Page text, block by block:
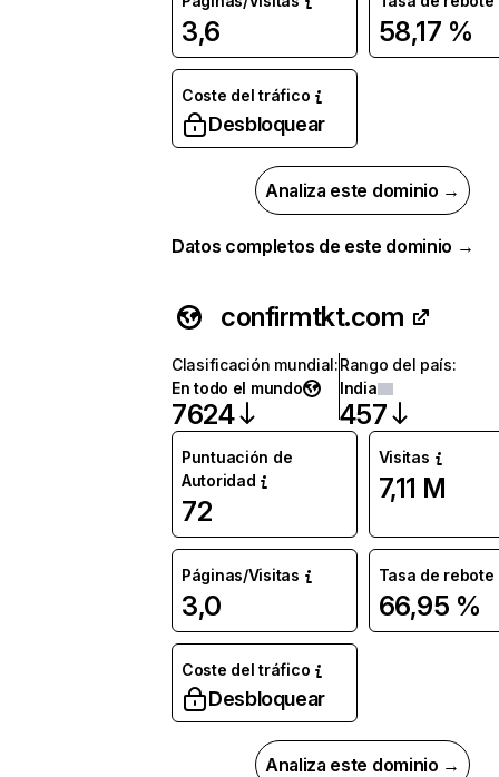
3,6 58,17 %
Coste del tráfico
Desbloquear
Analiza este dominio →
Datos completos de este dominio →
confirmtkt.com
Clasificación mundial:
En todo el mundo
7624
Rango del país:
India
457
Puntuación de
Autoridad
72
Visitas
7,11 M
Páginas/Visitas
3,0
Tasa de rebote
66,95 %
Coste del tráfico
Desbloquear
Analiza este dominio →